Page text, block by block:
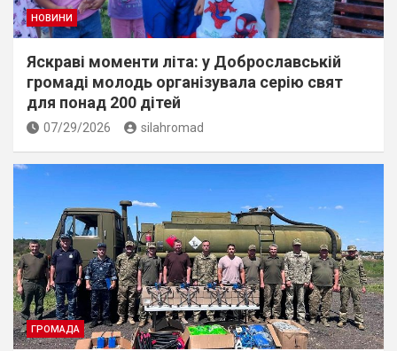
НОВИНИ
Яскраві моменти літа: у Доброславській
громаді молодь організувала серію свят
для понад 200 дітей
07/29/2026 silahromad
ГРОМАДА